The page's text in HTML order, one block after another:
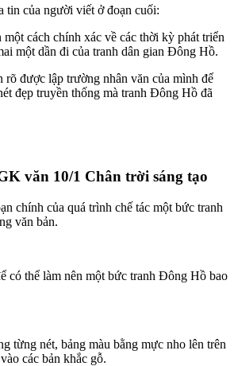
tin của người viết ở đoạn cuối:
cách chính xác về các thời kỳ phát triển
một dần đi của tranh dân gian Đông Hồ.
được lập trường nhân văn của mình để
đẹp truyền thống mà tranh Đông Hồ đã
văn 10/1 Chân trời sáng tạo
chính của quá trình chế tác một bức tranh
văn bản.
có thể làm nên một bức tranh Đông Hồ bao
từng nét, bảng màu bằng mực nho lên trên
các bản khắc gỗ.